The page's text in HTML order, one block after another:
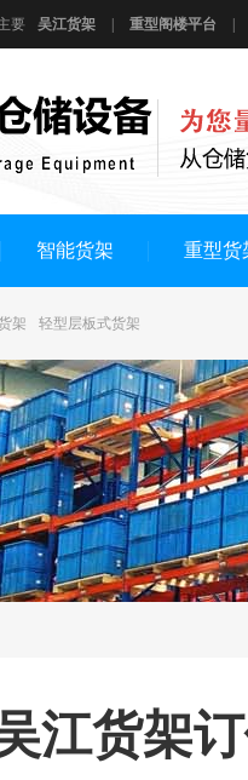
要 吴江货架 重型阁楼平台
智能货架 重型货
架 轻型层板式货架
江货架